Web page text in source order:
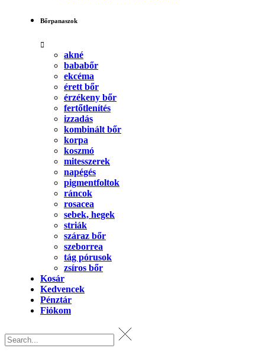
Bőrpanaszok
akné
bababőr
ekcéma
érett bőr
érzékeny bőr
fertőtlenítés
izzadás
kombinált bőr
korpa
koszmó
mitesszerek
napégés
pigmentfoltok
ráncok
rosacea
sebek, hegek
striák
száraz bőr
szeborrea
tág pórusok
zsíros bőr
Kosár
Kedvencek
Pénztár
Fiókom